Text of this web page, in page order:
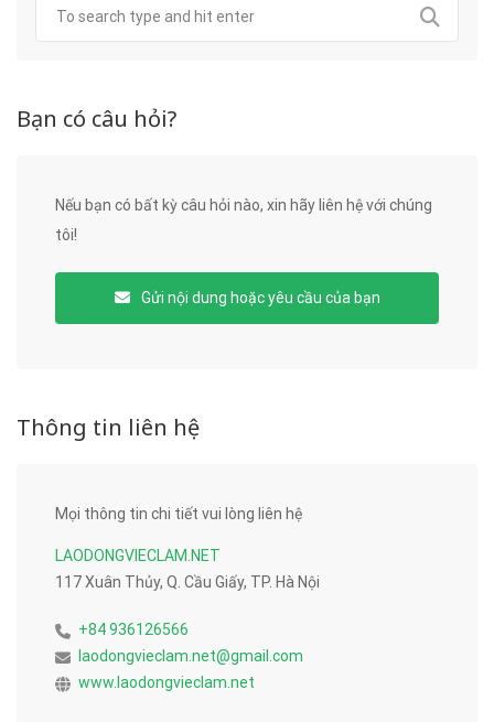
Bạn có câu hỏi?
Nếu bạn có bất kỳ câu hỏi nào, xin hãy liên hệ với chúng
tôi!
Gửi nội dung hoặc yêu cầu của bạn
Thông tin liên hệ
Mọi thông tin chi tiết vui lòng liên hệ
LAODONGVIECLAM.NET
117 Xuân Thủy, Q. Cầu Giấy, TP. Hà Nội
+84 936126566
laodongvieclam.net@gmail.com
www.laodongvieclam.net